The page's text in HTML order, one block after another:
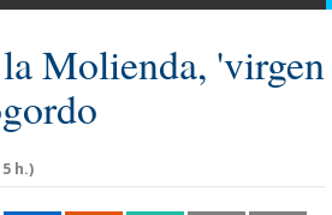
Molienda, 'virgen
h.)